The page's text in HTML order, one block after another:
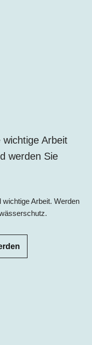
Arbeit
werden Sie
Arbeit. Werden